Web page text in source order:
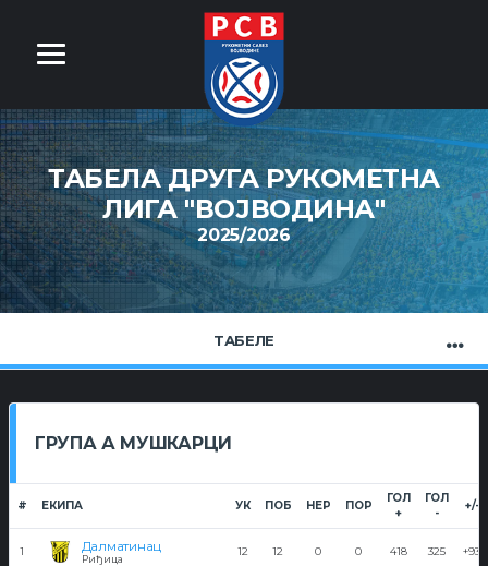
ТАБЕЛА ДРУГА РУКОМЕТНА
ЛИГА ''ВОЈВОДИНА''
2025/2026
ТАБЕЛЕ
ГРУПА А МУШКАРЦИ
# ЕКИПА УК ПОБ НЕР ПОР
ГОЛ
+
ГОЛ
-
+/-
1 Далматинац
Риђица
12 12 0 0 418 325 +93